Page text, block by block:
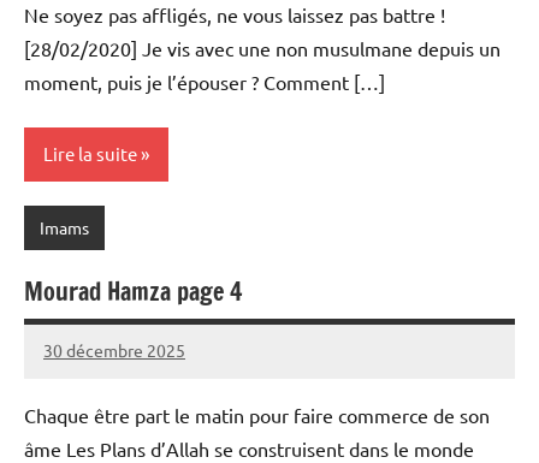
Ne soyez pas affligés, ne vous laissez pas battre !
[28/02/2020] Je vis avec une non musulmane depuis un
moment, puis je l’épouser ? Comment […]
Lire la suite
Imams
Mourad Hamza page 4
30 décembre 2025
prieres
Chaque être part le matin pour faire commerce de son
âme Les Plans d’Allah se construisent dans le monde